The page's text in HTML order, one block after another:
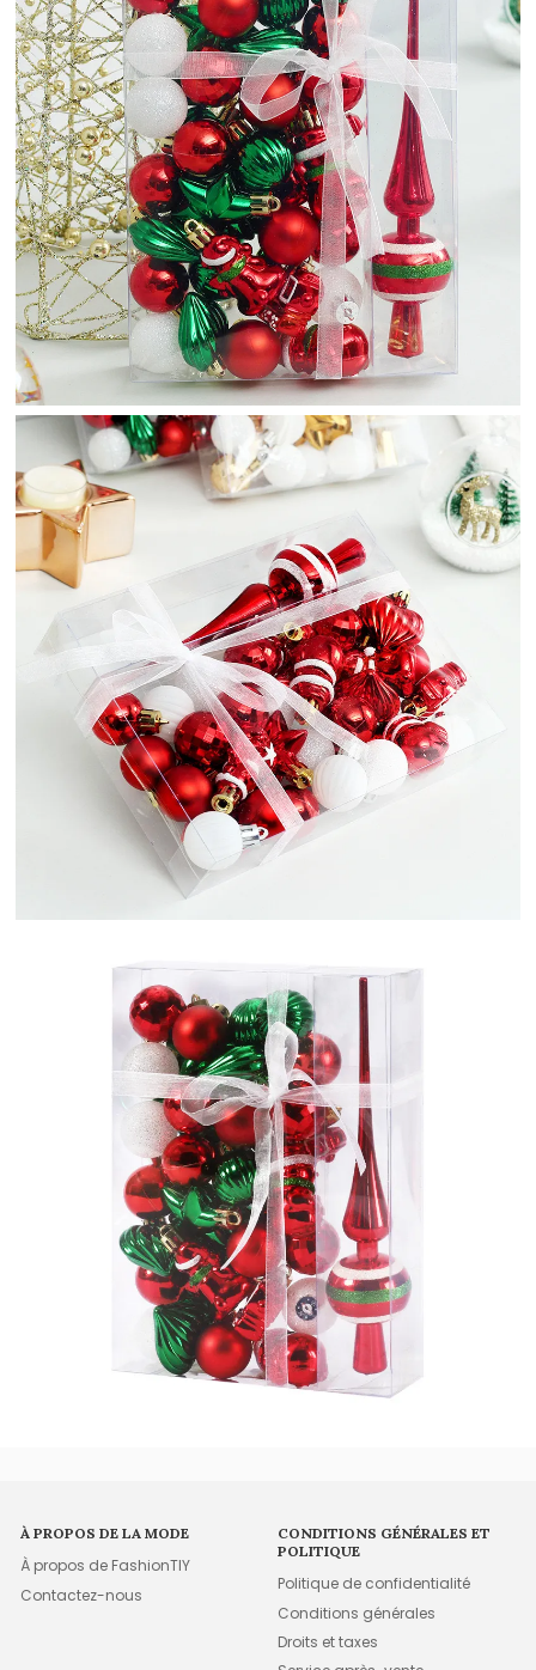
À PROPOS DE LA MODE
À propos de FashionTIY
Contactez-nous
CONDITIONS GÉNÉRALES ET
POLITIQUE
Politique de confidentialité
Conditions générales
Droits et taxes